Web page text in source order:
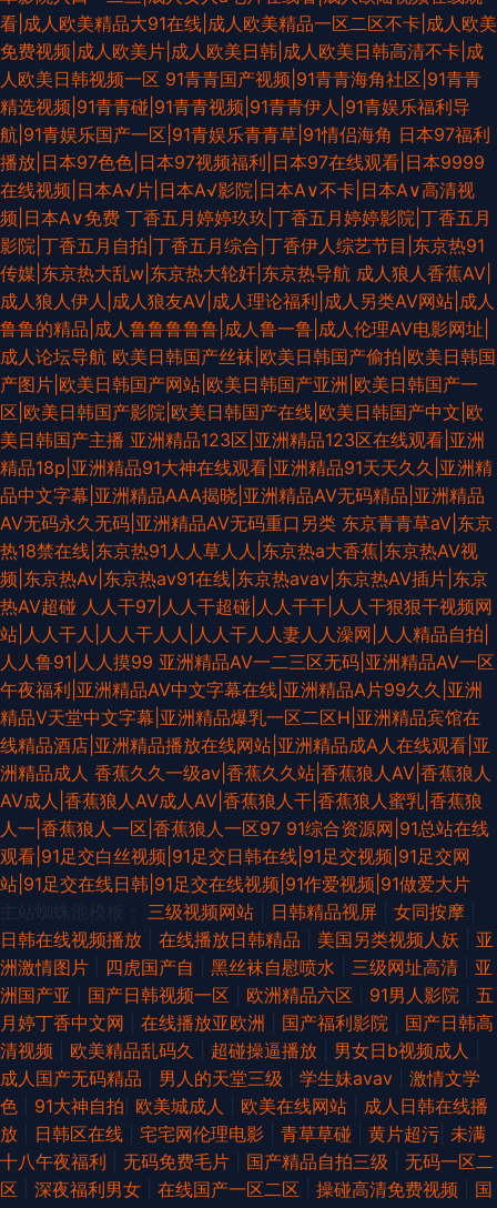
看|成人欧美精品大91在线|成人欧美精品一区二区不卡|成人欧美
免费视频|成人欧美片|成人欧美日韩|成人欧美日韩高清不卡|成
人欧美日韩视频一区 91青青国产视频|91青青海角社区|91青青
精选视频|91青青碰|91青青视频|91青青伊人|91青娱乐福利导
航|91青娱乐国产一区|91青娱乐青青草|91情侣海角 日本97福利
播放|日本97色色|日本97视频福利|日本97在线观看|日本9999
在线视频|日本A√片|日本A√影院|日本A∨不卡|日本A∨高清视
频|日本A∨免费 丁香五月婷婷玖玖|丁香五月婷婷影院|丁香五月
影院|丁香五月自拍|丁香五月综合|丁香伊人综艺节目|东京热91
传媒|东京热大乱w|东京热大轮奸|东京热导航 成人狼人香蕉AV|
成人狼人伊人|成人狼友AV|成人理论福利|成人另类AV网站|成人
鲁鲁的精品|成人鲁鲁鲁鲁鲁|成人鲁一鲁|成人伦理AV电影网址|
成人论坛导航 欧美日韩国产丝袜|欧美日韩国产偷拍|欧美日韩国
产图片|欧美日韩国产网站|欧美日韩国产亚洲|欧美日韩国产一
区|欧美日韩国产影院|欧美日韩国产在线|欧美日韩国产中文|欧
美日韩国产主播 亚洲精品123区|亚洲精品123区在线观看|亚洲
精品18p|亚洲精品91大神在线观看|亚洲精品91天天久久|亚洲精
品中文字幕|亚洲精品AAA揭晓|亚洲精品AV无码精品|亚洲精品
AV无码永久无码|亚洲精品AV无码重口另类 东京青青草aV|东京
热18禁在线|东京热91人人草人人|东京热a大香蕉|东京热AⅤ视
频|东京热Av|东京热av91在线|东京热avav|东京热AV插片|东京
热AV超碰 人人干97|人人干超碰|人人干干|人人干狠狠干视频网
站|人人干人|人人干人人|人人干人人妻人人澡网|人人精品自拍|
人人鲁91|人人摸99 亚洲精品AV一二三区无码|亚洲精品AV一区
午夜福利|亚洲精品AV中文字幕在线|亚洲精品A片99久久|亚洲
精品V天堂中文字幕|亚洲精品爆乳一区二区H|亚洲精品宾馆在
线精品酒店|亚洲精品播放在线网站|亚洲精品成A人在线观看|亚
洲精品成人 香蕉久久一级av|香蕉久久站|香蕉狼人AV|香蕉狼人
AV成人|香蕉狼人AV成人AV|香蕉狼人干|香蕉狼人蜜乳|香蕉狼
人一|香蕉狼人一区|香蕉狼人一区97 91综合资源网|91总站在线
观看|91足交白丝视频|91足交日韩在线|91足交视频|91足交网
站|91足交在线日韩|91足交在线视频|91作爱视频|91做爱大片
三级视频网站 日韩精品视屏 女同按摩
日韩在线视频播放
在线播放日韩精品 美国另类视频人妖
亚
洲激情图片
四虎国产自 黑丝袜自慰喷水 三级网址高清
亚
洲国产亚
国产日韩视频一区 欧洲精品六区 91男人影院
五
月婷丁香中文网
在线播放亚欧洲 国产福利影院
国产日韩高
清视频
欧美精品乱码久 超碰操逼播放 男女日b视频成人
成人国产无码精品
男人的天堂三级 学生妹avav
激情文学
色
91大神自拍 欧美城成人 欧美在线网站
成人日韩在线播
放
日韩区在线 宅宅网伦理电影 青草草碰 黄片超污 未满
十八午夜福利
无码免费毛片 国产精品自拍三级
无码一区二
区
深夜福利男女 在线国产一区二区 操碰高清免费视频
国